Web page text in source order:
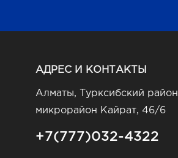
АДРЕС И КОНТАКТЫ
Алматы, Турксибский район
микрорайон Кайрат, 46/6
+7(777)032-4322